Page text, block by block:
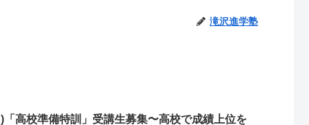
滝沢進学塾
「高校準備特訓」受講生募集〜高校で成績上位を